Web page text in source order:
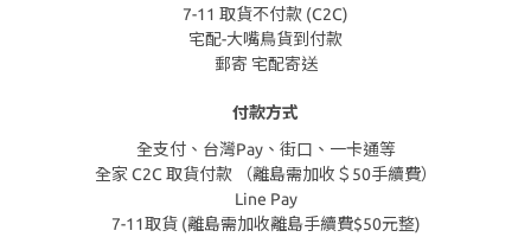
7-11 取貨不付款 (C2C)
宅配-大嘴鳥貨到付款
郵寄 宅配寄送
付款方式
全支付、台灣Pay、街口、一卡通等
全家 C2C 取貨付款 （離島需加收＄50手續費）
Line Pay
7-11取貨 (離島需加收離島手續費$50元整)